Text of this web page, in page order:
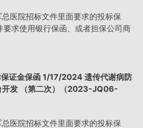
医院招标文件里面要求的投标保
要求使用银行保函、或者担保公司商
证金保函 1/17/2024 遗传代谢病防
开发 （第二次）（2023-JQ06-
医院招标文件里面要求的投标保